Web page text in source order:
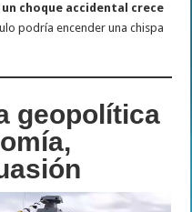
choque accidental crece
podría encender una chispa
geopolítica